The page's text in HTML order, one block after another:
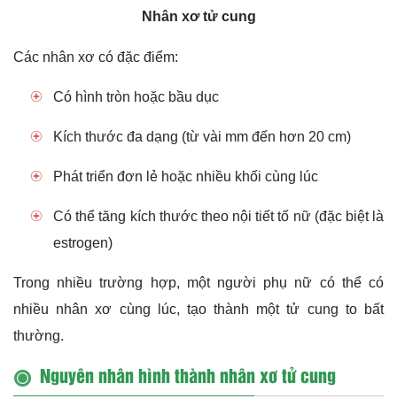
Nhân xơ tử cung
Các nhân xơ có đặc điểm:
Có hình tròn hoặc bầu dục
Kích thước đa dạng (từ vài mm đến hơn 20 cm)
Phát triển đơn lẻ hoặc nhiều khối cùng lúc
Có thể tăng kích thước theo nội tiết tố nữ (đặc biệt là
estrogen)
Trong nhiều trường hợp, một người phụ nữ có thể có
nhiều nhân xơ cùng lúc, tạo thành một tử cung to bất
thường.
Nguyên nhân hình thành nhân xơ tử cung